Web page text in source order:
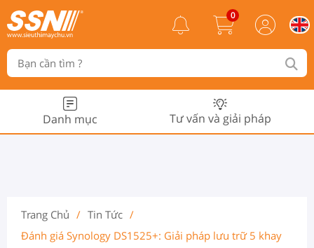
0
Danh mục Tư vấn và giải pháp
Trang Chủ / Tin Tức /
Đánh giá Synology DS1525+: Giải pháp lưu trữ 5 khay